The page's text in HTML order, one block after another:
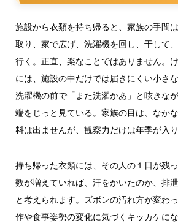
施設から衣類を持ち帰ると、家族の手間
取り、家で広げ、洗濯機を回し、干して
行く。正直、楽なことではありません。
には、施設の中だけでは届きにくい小さ
洗濯機の前で「また洗濯かあ」と呟きな
端をじっと見ている。家族の目は、なか
料は出ませんが、観察力だけは年季が入り
持ち帰った衣類には、その人の１日が残
数が増えていれば、汗をかいたのか、排
と考えられます。ズボンの汚れ方が変わ
作や食事姿勢の変化に気づくキッカケに